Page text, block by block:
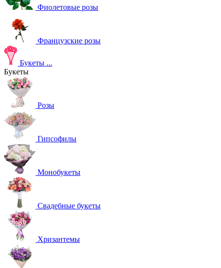
Фиолетовые розы
Французские розы
Букеты ...
Букеты
Розы
Гипсофилы
Монобукеты
Свадебные букеты
Хризантемы